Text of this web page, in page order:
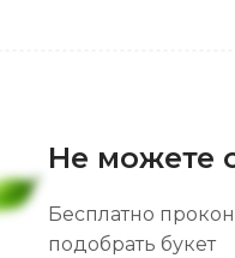
Не можете
Бесплатно
подобрать букет